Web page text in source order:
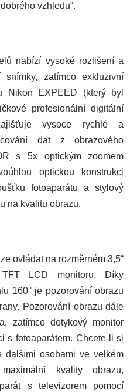
vzhledu“.
nabízí vysoké rozlišení a
zatímco exkluzivní
Nikon EXPEED (který byl
profesionální digitální
vysoce rychlé a
dat z obrazového
s 5x optickým zoomem
optickou konstrukci
fotoaparátu a stylový
na kvalitu obrazu.
ovládat na rozměrném 3,5“
TFT LCD monitoru. Díky
160° je pozorování obrazu
Pozorování obrazu dále
zatímco dotykový monitor
s fotoaparátem. Chcete-li si
dalšími osobami ve velkém
kvality obrazu,
s televizorem pomocí